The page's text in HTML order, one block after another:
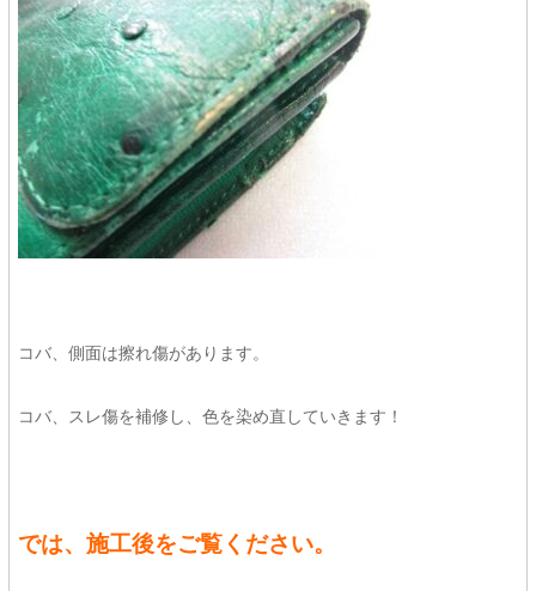
コバ、側面は擦れ傷があります。
コバ、スレ傷を補修し、色を染め直していきます！
では、施工後をご覧ください。